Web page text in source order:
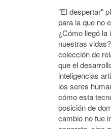
"El despertar"
para la que no
¿Cómo llegó la
nuestras
colección de
que el
inteligencias
los seres
cómo esta
posición de
cambio no fue